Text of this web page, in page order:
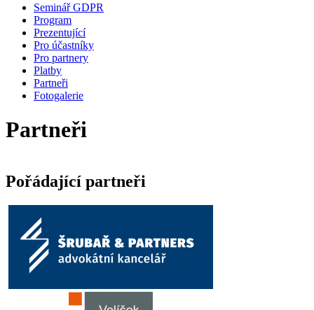
Seminář GDPR
Program
Prezentující
Pro účastníky
Pro partnery
Platby
Partneři
Fotogalerie
Partneři
Pořádající partneři